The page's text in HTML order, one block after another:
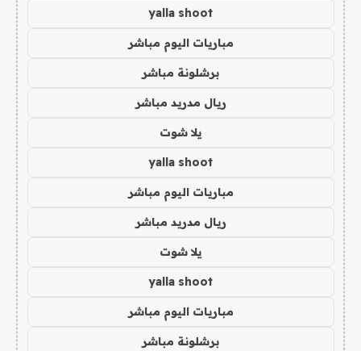
yalla shoot
مباريات اليوم مباشر
برشلونة مباشر
ريال مدريد مباشر
يلا شوت
yalla shoot
مباريات اليوم مباشر
ريال مدريد مباشر
يلا شوت
yalla shoot
مباريات اليوم مباشر
برشلونة مباشر